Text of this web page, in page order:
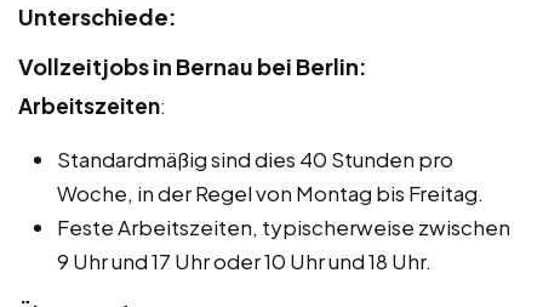
Unterschiede:
Vollzeitjobs in Bernau bei Berlin:
Arbeitszeiten:
Standardmäßig sind dies 40 Stunden pro
Woche, in der Regel von Montag bis Freitag.
Feste Arbeitszeiten, typischerweise zwischen
9 Uhr und 17 Uhr oder 10 Uhr und 18 Uhr.